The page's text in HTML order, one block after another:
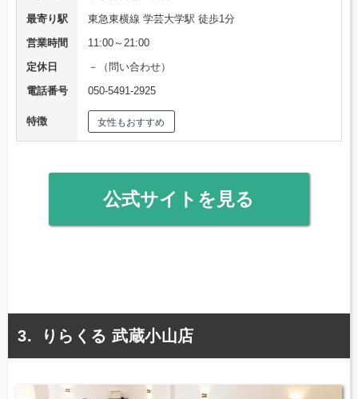
最寄り駅
東急東横線 学芸大学駅 徒歩1分
営業時間
11:00～21:00
定休日
－（問い合わせ）
電話番号
050-5491-2925
特徴 女性もおすすめ
公式サイトを見る
りらくる 武蔵小山店